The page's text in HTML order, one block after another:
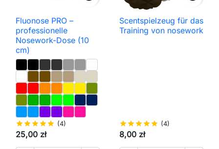
Fluonose PRO –
professionelle
Nosework-Dose (10
cm)
starstarstarstarstar (4)
25,00 zł
Scentspielzeug für das
Training von nosework
starstarstarstarstar (4)
8,00 zł